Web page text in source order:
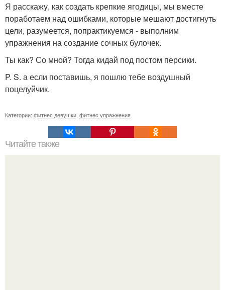
Я расскажу, как создать крепкие ягодицы, мы вместе
поработаем над ошибками, которые мешают достигнуть
цели, разумеется, попрактикуемся - выполним
упражнения на создание сочных булочек.
Ты как? Со мной? Тогда кидай под постом персики.
P. S. а если поставишь, я пошлю тебе воздушный
поцелуйчик.
Категории: фитнес девушки фитнес упражнения
Читайте также